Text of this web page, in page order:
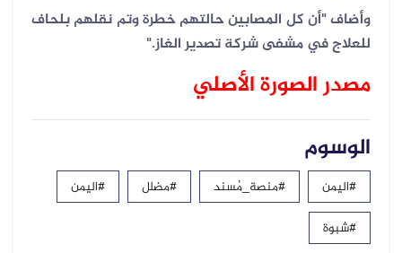
وأضاف "أن كل المصابين حالتهم خطرة وتم نقلهم بلحاف
للعلاج في مشفى شركة تصدير الغاز."
مصدر الصورة الأصلي
الوسوم
#اليمن #منصة_مُسند #مضلل
#اليمن
#شبوة